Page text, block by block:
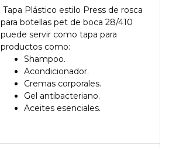
Tapa Plástico estilo Press de rosca
para botellas pet de boca 28/410
puede servir como tapa para
productos como:
Shampoo.
Acondicionador.
Cremas corporales.
Gel antibacteriano.
Aceites esenciales.